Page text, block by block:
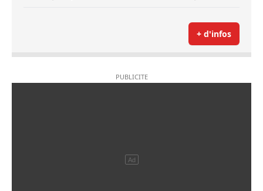
+ d'infos